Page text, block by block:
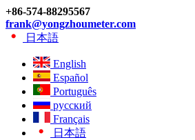
+86-574-88295567
frank@yongzhoumeter.com
日本語
English
Español
Português
русский
Français
日本語